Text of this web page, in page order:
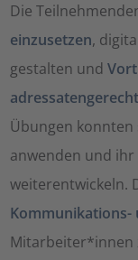
Die
einzusetzen,
gestalten und
adressatengerecht
Übungen
anwenden und
weiterentwickeln.
Kommunikations-
Mitarbeiter*innen